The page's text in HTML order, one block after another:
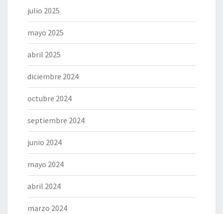
julio 2025
mayo 2025
abril 2025
diciembre 2024
octubre 2024
septiembre 2024
junio 2024
mayo 2024
abril 2024
marzo 2024